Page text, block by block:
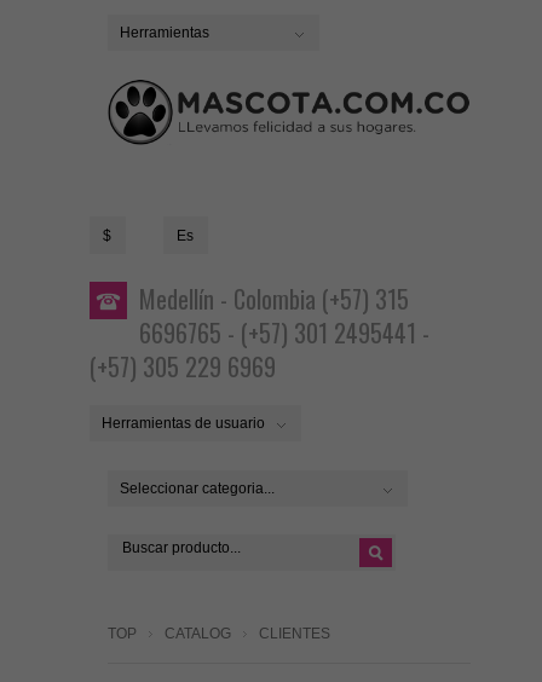
Herramientas
$ Es
Medellín - Colombia (+57) 315
6696765 - (+57) 301 2495441 -
(+57) 305 229 6969
Herramientas de usuario
Seleccionar categoria...
TOP CATALOG CLIENTES